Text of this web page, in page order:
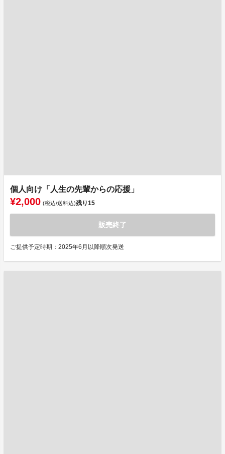
個人向け「人生の先輩からの応援」
¥2,000 (税込/送料込)残り15
販売終了
ご提供予定時期：2025年6月以降順次発送